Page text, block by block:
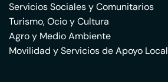
Servicios Sociales y Comunitarios
Turismo, Ocio y Cultura
Agro y Medio Ambiente
Movilidad y Servicios de Apoyo Local